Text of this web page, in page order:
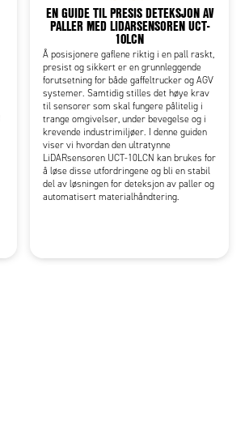
EN GUIDE TIL PRESIS DETEKSJON AV
PALLER MED LIDARSENSOREN UCT-
10LCN
Å posisjonere gaflene riktig i en pall raskt,
presist og sikkert er en grunnleggende
forutsetning for både gaffeltrucker og AGV
systemer. Samtidig stilles det høye krav
til sensorer som skal fungere pålitelig i
trange omgivelser, under bevegelse og i
krevende industrimiljøer. I denne guiden
viser vi hvordan den ultratynne
LiDARsensoren UCT-10LCN kan brukes for
å løse disse utfordringene og bli en stabil
del av løsningen for deteksjon av paller og
automatisert materialhåndtering.